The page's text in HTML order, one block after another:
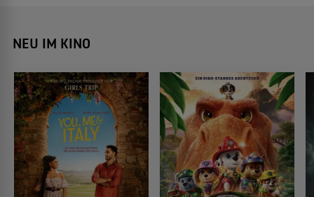
NEU IM KINO